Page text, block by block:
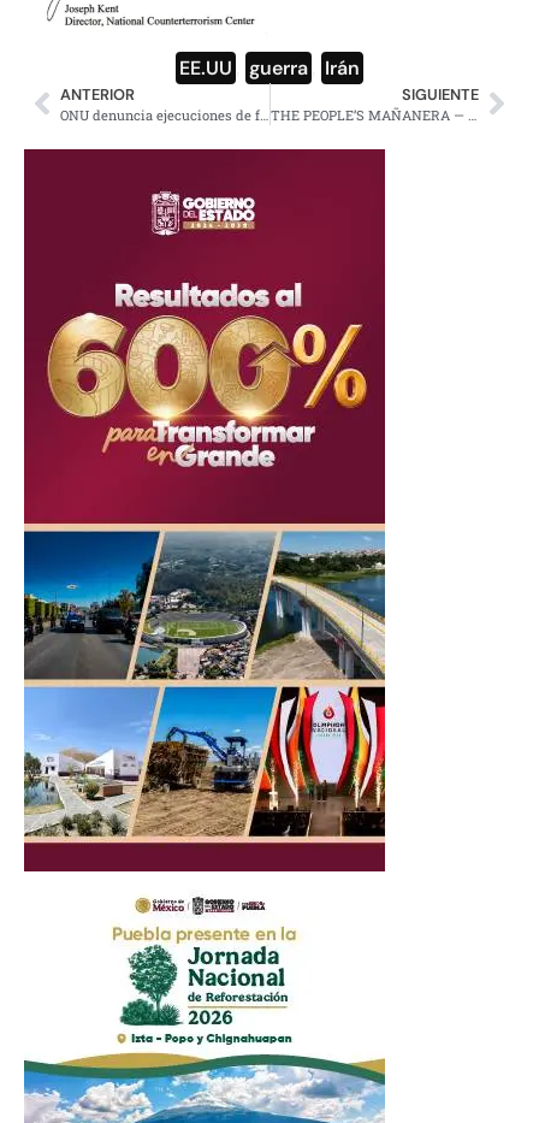
EE.UU guerra Irán
ANTERIOR SIGUIENTE